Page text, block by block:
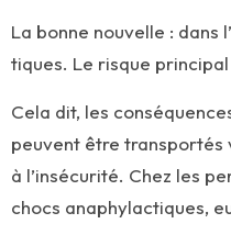
La bonne nouvelle :
tiques. Le risque
Cela dit, les
peuvent être transportés
à l’insécurité. Chez les
chocs anaphylactiques,